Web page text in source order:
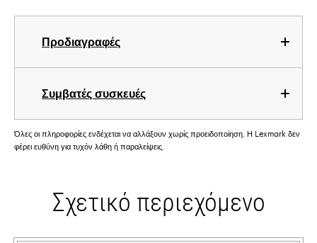
Προδιαγραφές
Συμβατές συσκευές
Όλες οι πληροφορίες ενδέχεται να αλλάξουν χωρίς προειδοποίηση. Η Lexmark δεν
φέρει ευθύνη για τυχόν λάθη ή παραλείψεις.
Σχετικό περιεχόμενο